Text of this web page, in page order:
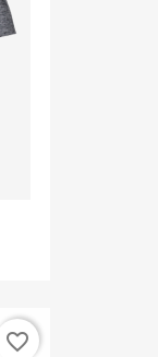
favorite_border